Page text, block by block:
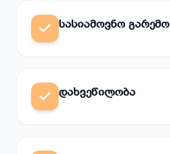
სასიამოვნო გარემო
დახვეწილობა